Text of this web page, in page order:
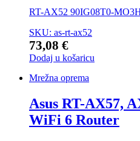
RT-AX52 90IG08T0-
SKU: as-rt-ax52
73,08 €
Dodaj u košaricu
Mrežna oprema
Asus RT-AX57,
WiFi 6 Router